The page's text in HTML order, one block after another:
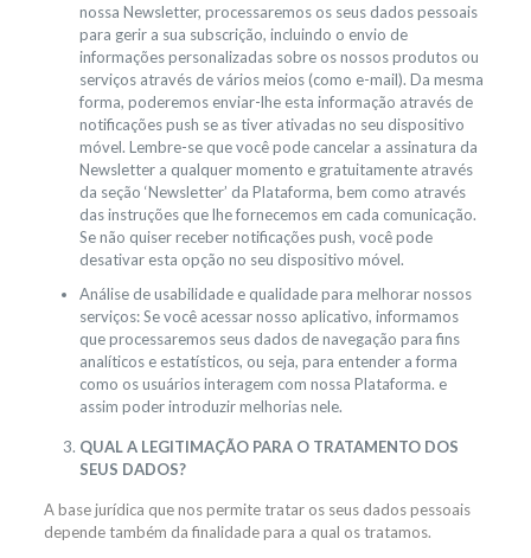
nossa Newsletter, processaremos os seus dados pessoais
para gerir a sua subscrição, incluindo o envio de
informações personalizadas sobre os nossos produtos ou
serviços através de vários meios (como e-mail). Da mesma
forma, poderemos enviar-lhe esta informação através de
notificações push se as tiver ativadas no seu dispositivo
móvel. Lembre-se que você pode cancelar a assinatura da
Newsletter a qualquer momento e gratuitamente através
da seção ‘Newsletter’ da Plataforma, bem como através
das instruções que lhe fornecemos em cada comunicação.
Se não quiser receber notificações push, você pode
desativar esta opção no seu dispositivo móvel.
Análise de usabilidade e qualidade para melhorar nossos
serviços: Se você acessar nosso aplicativo, informamos
que processaremos seus dados de navegação para fins
analíticos e estatísticos, ou seja, para entender a forma
como os usuários interagem com nossa Plataforma. e
assim poder introduzir melhorias nele.
QUAL A LEGITIMAÇÃO PARA O TRATAMENTO DOS
SEUS DADOS?
A base jurídica que nos permite tratar os seus dados pessoais
depende também da finalidade para a qual os tratamos.